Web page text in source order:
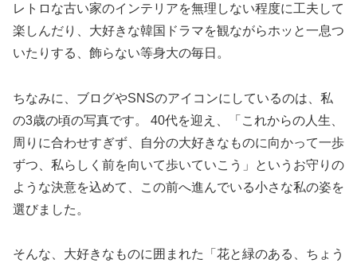
レトロな古い家のインテリアを無理しない程度に工夫して
楽しんだり、大好きな韓国ドラマを観ながらホッと一息つ
いたりする、飾らない等身大の毎日。
ちなみに、ブログやSNSのアイコンにしているのは、私
の3歳の頃の写真です。 40代を迎え、「これからの人生、
周りに合わせすぎず、自分の大好きなものに向かって一歩
ずつ、私らしく前を向いて歩いていこう」というお守りの
ような決意を込めて、この前へ進んでいる小さな私の姿を
選びました。
そんな、大好きなものに囲まれた「花と緑のある、ちょう